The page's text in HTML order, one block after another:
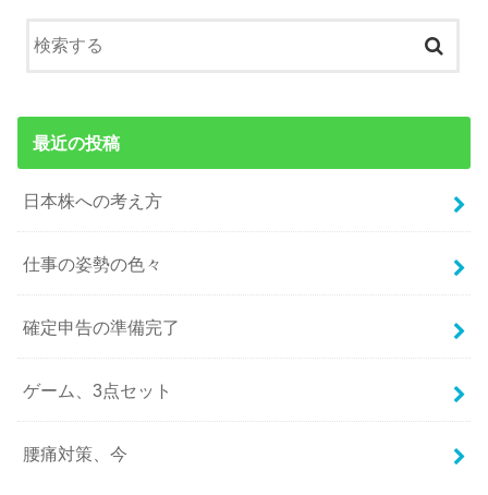
最近の投稿
日本株への考え方
仕事の姿勢の色々
確定申告の準備完了
ゲーム、3点セット
腰痛対策、今